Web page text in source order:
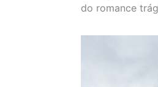
do romance